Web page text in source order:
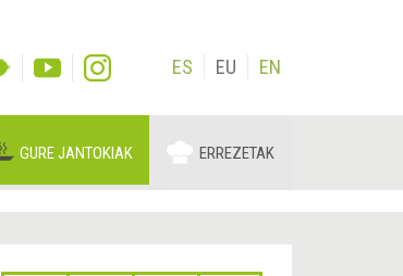
ES EU EN
GURE JANTOKIAK ERREZETAK